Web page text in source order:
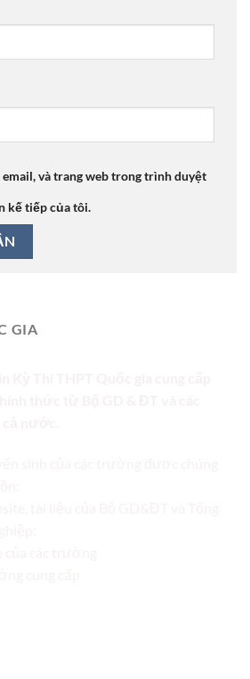
và trang web trong trình duyệt
kế tiếp của tôi.
GIA